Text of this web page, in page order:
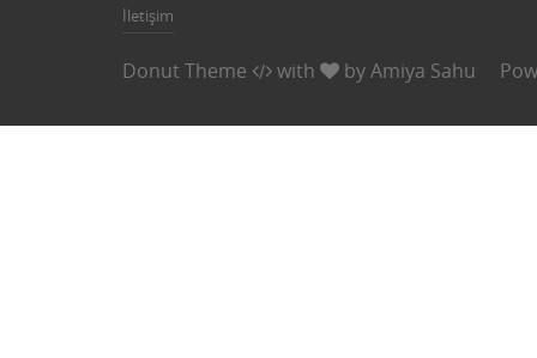
İletişim
Donut Theme with byAmiya Sahu